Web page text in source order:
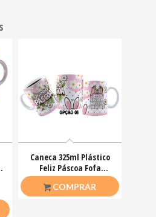
Caneca 325ml Plástico
Feliz Páscoa Fofa
Coelhinhos Mimos
COMPRAR